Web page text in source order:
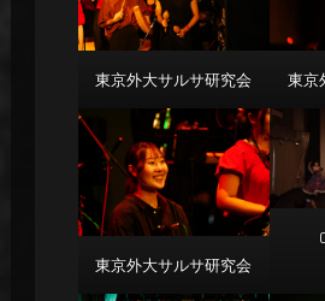
東京外大サルサ研究会 東京
東京外大サルサ研究会